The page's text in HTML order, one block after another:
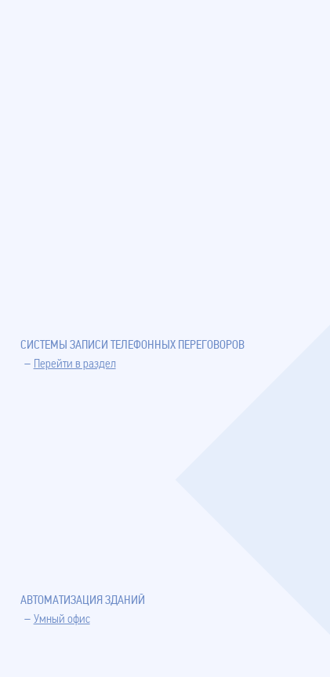
СИСТЕМЫ ЗАПИСИ ТЕЛЕФОННЫХ ПЕРЕГОВОРОВ
Перейти в раздел
АВТОМАТИЗАЦИЯ ЗДАНИЙ
Умный офис